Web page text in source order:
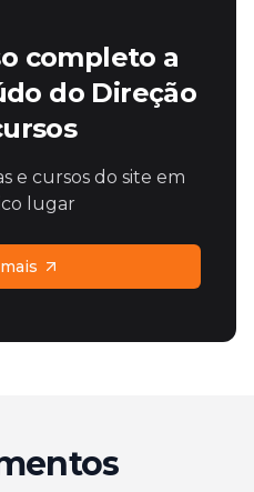
completo a
do Direção
e cursos do site em
lugar